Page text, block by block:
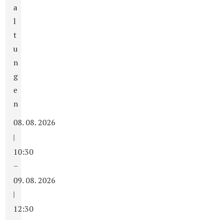
a
l
t
u
n
g
e
n
08. 08. 2026
|
10:30
–
09. 08. 2026
|
12:30